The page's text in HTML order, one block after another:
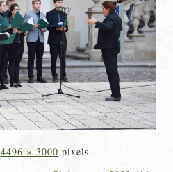
4496 × 3000 pixels